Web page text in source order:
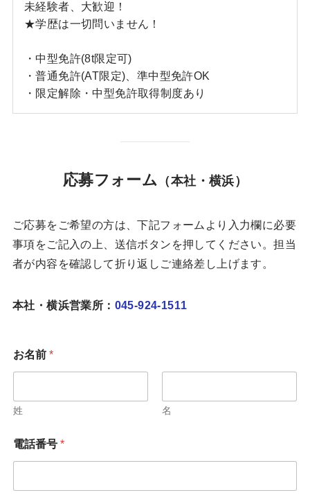
未経験者、大歓迎！
★学歴は一切問いません！
・中型免許(8t限定可)
・普通免許(AT限定)、準中型免許OK
・限定解除・中型免許取得制度あり
応募フォーム （本社・横浜）
ご応募をご希望の方は、下記フォームより入力欄に必要
事項をご記入の上、送信ボタンを押してください。担当
者が内容を確認して折り返しご連絡差し上げます。
本社・横浜営業所： 045-924-1511
お名前 *
姓 名
電話番号 *